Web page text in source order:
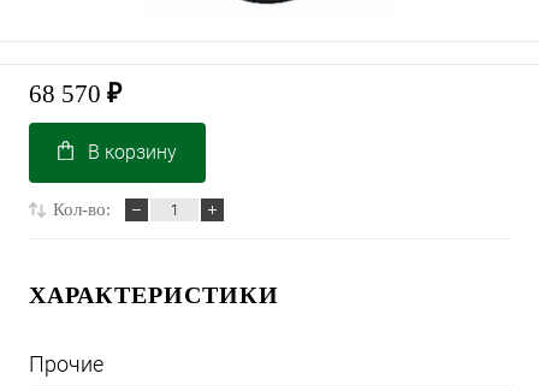
68 570 ₽
В корзину
Кол-во:
ХАРАКТЕРИСТИКИ
Прочие